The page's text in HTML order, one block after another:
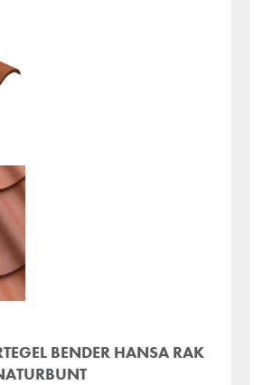
BENDER HANSA RAK